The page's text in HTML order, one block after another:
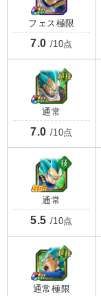
フェス極限
7.0 /10点
通常
7.0 /10点
通常
5.5 /10点
通常極限